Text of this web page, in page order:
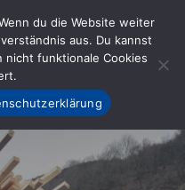
fürs AHRTAL e.V.
du die Website weiter
aus. Du kannst
nicht funktionale Cookies